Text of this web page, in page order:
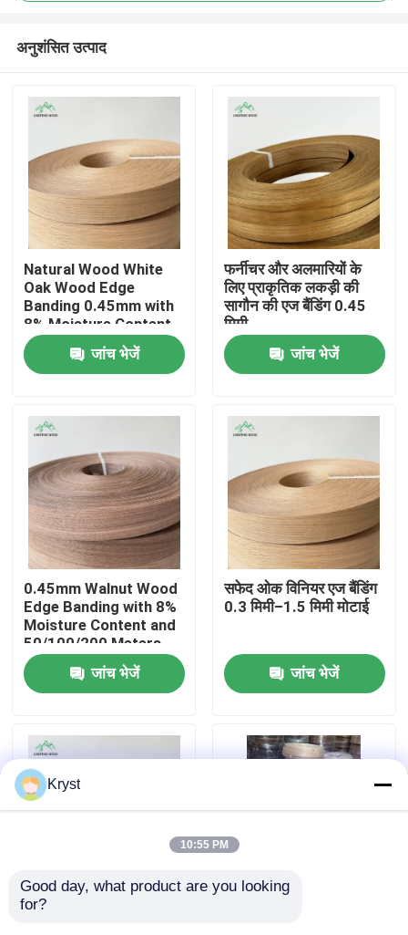
उत्पाद
वीडियो
हमारे बारे में
कारखाने का दौरा
गुणवत्ता नियंत्रण
हमसे संपर्क करें
समाचार
अनुशंसित उत्पाद
Natural Wood White
Oak Wood Edge
Banding 0.45mm with
8% Moisture Content
and Fleece-Backed
for Furniture and
Cabinets
जांच भेजें
फर्नीचर और अलमारियों के
लिए प्राकृतिक लकड़ी की
सागौन की एज बैंडिंग 0.45
मिमी
जांच भेजें
0.45mm Walnut Wood
Edge Banding with 8%
Moisture Content and
50/100/200 Meters
per Roll for Furniture
and Cabinetsजांच भेजें
सफेद ओक विनियर एज बैंडिंग
0.3 मिमी–1.5 मिमी मोटाई
जांच भेजें
अखरोट की लकड़ी का फनीर
Kryst
10:55 PM
Good day, what product are you looking
for?